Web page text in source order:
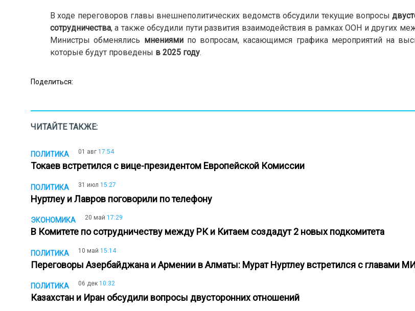
В ходе переговоров главы внешнеполитических ведомств обсудили текущие вопросы
сотрудничества, а также обсудили пути развития взаимодействия в рамках ООН и других
Министры обменялись мнениямипо вопросам, касающимся графика мероприятий на
которые будут проведены в 2025 году.
Поделиться:
ЧИТАЙТЕ ТАКЖЕ:
ПОЛИТИКА 01 авг 17:54
Токаев встретился с вице-президентом Европейской Комиссии
ПОЛИТИКА 31 июл 15:27
Нуртлеу и Лавров поговорили по телефону
ЭКОНОМИКА 20 май 17:29
В Комитете по сотрудничеству между РК и Китаем создадут 2 новых подкомитета
ПОЛИТИКА 10 май 15:14
Переговоры Азербайджана и Армении в Алматы: Мурат Нуртлеу встретился с главами
ПОЛИТИКА 06 дек 10:32
Казахстан и Иран обсудили вопросы двусторонних отношений